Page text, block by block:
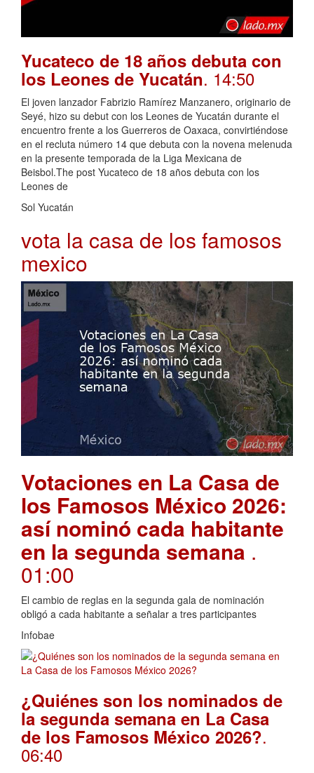
Yucateco de 18 años debuta con
los Leones de Yucatán. 14:50
El joven lanzador Fabrizio Ramírez Manzanero, originario de
Seyé, hizo su debut con los Leones de Yucatán durante el
encuentro frente a los Guerreros de Oaxaca, convirtiéndose
en el recluta número 14 que debuta con la novena melenuda
en la presente temporada de la Liga Mexicana de
Beisbol.The post Yucateco de 18 años debuta con los
Leones de
Sol Yucatán
vota la casa de los famosos
mexico
Votaciones en La Casa de
los Famosos México 2026:
así nominó cada habitante
en la segunda semana .
01:00
El cambio de reglas en la segunda gala de nominación
obligó a cada habitante a señalar a tres participantes
Infobae
¿Quiénes son los nominados de
la segunda semana en La Casa
de los Famosos México 2026?.
06:40